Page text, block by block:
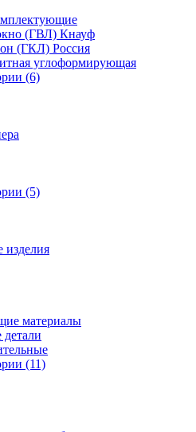
(ГВЛ) Кнауф
(ГКЛ) Россия
углоформирующая
(6)
(5)
изделия
материалы
детали
(11)